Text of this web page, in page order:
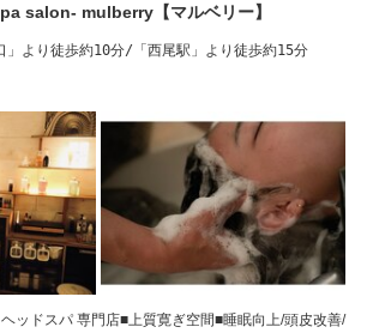
salon- mulberry【マルベリー】
」より徒歩約10分/「西尾駅」より徒歩約15分
ッドスパ 専門店■上質寛ぎ空間■睡眠向上/頭皮改善/